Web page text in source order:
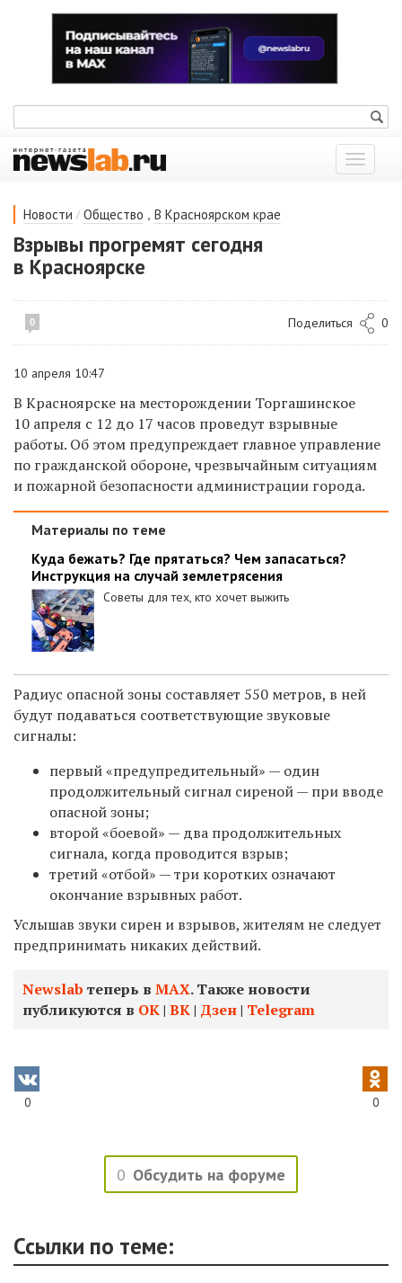
Показать
меню
Новости / Общество , В Красноярском крае
Взрывы прогремят сегодня
в Красноярске
0 Поделиться 0
10 апреля 10:47
В Красноярске на месторождении Торгашинское
10 апреля с 12 до 17 часов проведут взрывные
работы. Об этом предупреждает главное управление
по гражданской обороне, чрезвычайным ситуациям
и пожарной безопасности администрации города.
Материалы по теме
Куда бежать? Где прятаться? Чем запасаться?
Инструкция на случай землетрясения
Советы для тех, кто хочет выжить
Радиус опасной зоны составляет 550 метров, в ней
будут подаваться соответствующие звуковые
сигналы:
первый «предупредительный» — один
продолжительный сигнал сиреной— при вводе
опасной зоны;
второй «боевой» — два продолжительных
сигнала, когда проводится взрыв;
третий «отбой» — три коротких означают
окончание взрывных работ.
Услышав звуки сирен и взрывов, жителям не следует
предпринимать никаких действий.
Newslab теперь в МАХ. Также новости
публикуются в ОК| ВК| Дзен| Telegram
0 0
0 Обсудить на форуме
Ссылки по теме: